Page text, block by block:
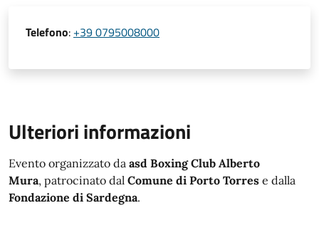
Telefono: +39 0795008000
Ulteriori informazioni
Evento organizzato da asd Boxing Club Alberto
Mura, patrocinato dal Comune di Porto Torres e dalla
Fondazione di Sardegna.